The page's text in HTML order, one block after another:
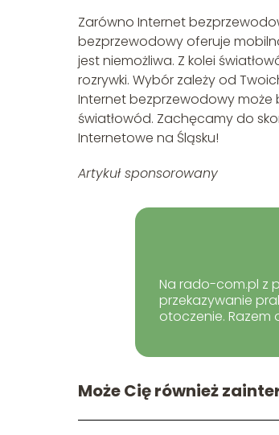
Zarówno Internet
bezprzewodowy oferuje
jest niemożliwa. Z kolei
rozrywki. Wybór zależy od
Internet bezprzewodowy może
światłowód. Zachęcamy do
Internetowe na Śląsku!
Artykuł sponsorowany
Na rado-com.pl z
przekazywanie
otoczenie. Razem
Może Cię również